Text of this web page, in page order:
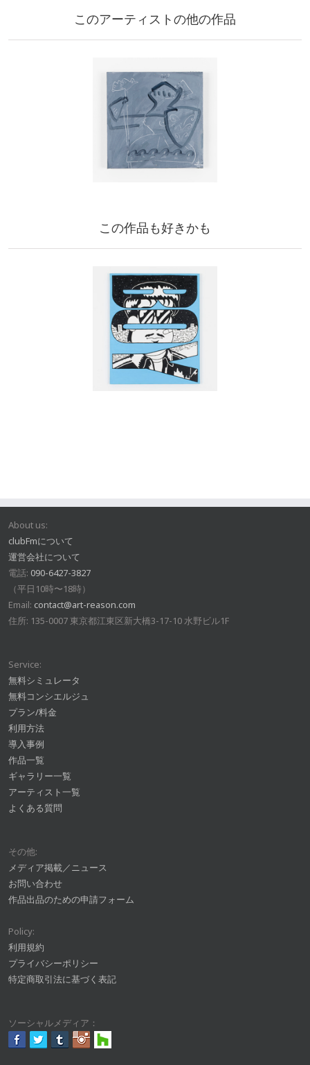
このアーティストの他の作品
この作品も好きかも
About us:
clubFmについて
運営会社について
電話: 090-6427-3827
（平日10時〜18時）
Email: contact@art-reason.com
住所: 135-0007 東京都江東区新大橋3-17-10 水野ビル1F
Service:
無料シミュレータ
無料コンシエルジュ
プラン/料金
利用方法
導入事例
作品一覧
ギャラリー一覧
アーティスト一覧
よくある質問
その他:
メディア掲載／ニュース
お問い合わせ
作品出品のための申請フォーム
Policy:
利用規約
プライバシーポリシー
特定商取引法に基づく表記
ソーシャルメディア：